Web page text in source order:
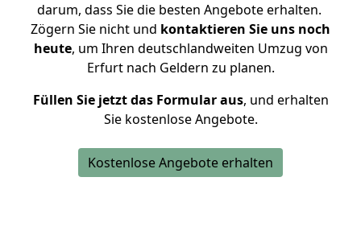
darum, dass Sie die besten Angebote erhalten.
Zögern Sie nicht und kontaktieren Sie uns noch
heute, um Ihren deutschlandweiten Umzug von
Erfurt nach Geldern zu planen.
Füllen Sie jetzt das Formular aus, und erhalten
Sie kostenlose Angebote.
Kostenlose Angebote erhalten